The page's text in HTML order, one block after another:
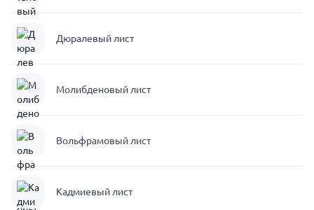
Дюралевый лист
Молибденовый лист
Вольфрамовый лист
Кадмиевый лист